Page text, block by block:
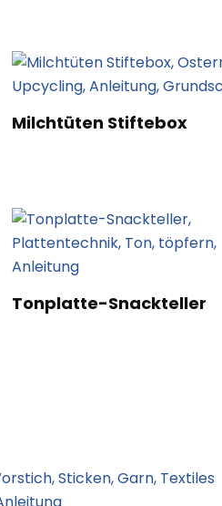
Milchtüten Stiftebox
Tonplatte-Snackteller